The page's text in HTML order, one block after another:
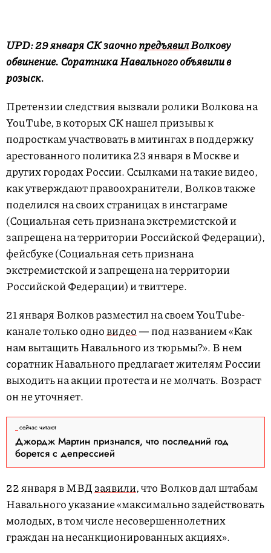
UPD: 29 января СК заочнопредъявилВолкову
обвинение. Соратника Навального объявили в
розыск.
Претензии следствия вызвали ролики Волкова на
YouTube, в которых СК нашел призывы к
подросткам участвовать в митингах в поддержку
арестованного политика 23 января в Москве и
других городах России. Ссылками на такие видео,
как утверждают правоохранители, Волков также
поделился на своих страницах в инстаграме
(Социальная сеть признана экстремистской и
запрещена на территории Российской Федерации),
фейсбуке (Социальная сеть признана
экстремистской и запрещена на территории
Российской Федерации) и твиттере.
21 января Волков разместил на своем YouTube-
канале только одновидео— под названием «Как
нам вытащить Навального из тюрьмы?». В нем
соратник Навального предлагает жителям России
выходить на акции протеста и не молчать. Возраст
он не уточняет.
сейчас читают
Джордж Мартин признался, что последний год
борется с депрессией
22 января в МВДзаявили, что Волков дал штабам
Навального указание «максимально задействовать
молодых, в том числе несовершеннолетних
граждан на несанкционированных акциях».